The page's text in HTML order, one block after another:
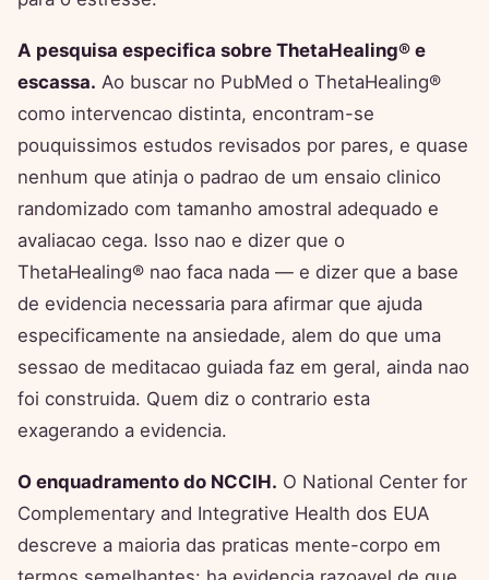
A pesquisa especifica sobre ThetaHealing® e
escassa. Ao buscar no PubMed o ThetaHealing®
como intervencao distinta, encontram-se
pouquissimos estudos revisados por pares, e quase
nenhum que atinja o padrao de um ensaio clinico
randomizado com tamanho amostral adequado e
avaliacao cega. Isso nao e dizer que o
ThetaHealing® nao faca nada — e dizer que a base
de evidencia necessaria para afirmar que ajuda
especificamente na ansiedade, alem do que uma
sessao de meditacao guiada faz em geral, ainda nao
foi construida. Quem diz o contrario esta
exagerando a evidencia.
O enquadramento do NCCIH. O National Center for
Complementary and Integrative Health dos EUA
descreve a maioria das praticas mente-corpo em